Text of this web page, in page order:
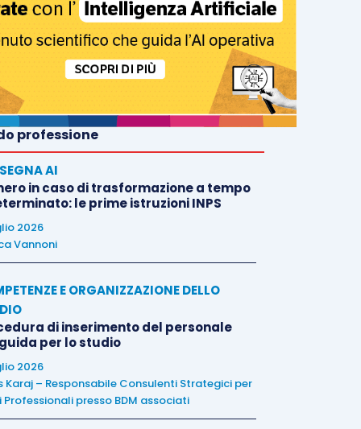
professione
AI
in caso di trasformazione a tempo
le prime istruzioni INPS
2026
Vannoni
E ORGANIZZAZIONE DELLO
di inserimento del personale
per lo studio
2026
Karaj – Responsabile Consulenti Strategici per
Professionali presso BDM associati